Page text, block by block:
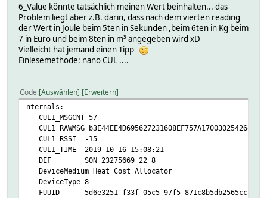
6_Value könnte tatsächlich meinen Wert beinhalten... das
Problem liegt aber z.B. darin, dass nach dem vierten reading
der Wert in Joule beim 5ten in Sekunden ,beim 6ten in Kg beim
7 in Euro und beim 8ten in m³ angegeben wird xD
Vielleicht hat jemand einen Tipp
Einlesemethode: nano CUL ....
Code Auswählen Erweitern
nternals:
CUL1_MSGCNT 57
CUL1_RAWMSG
CUL1_RSSI -15
CUL1_TIME 2019-10-16 15:08:21
DEF SON 23275669 22 8
DeviceMedium Heat Cost Allocator
DeviceType 8
FUUID 5d6e3251-f33f-05c5-97f5-871c8b5db2565cc7